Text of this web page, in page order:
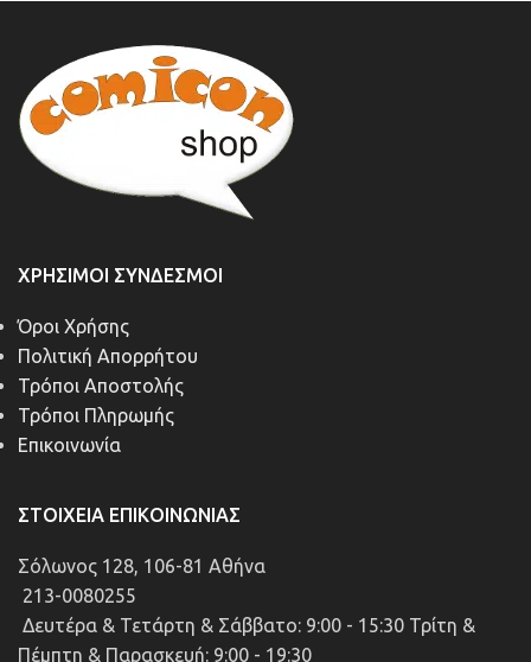
ΧΡΉΣΙΜΟΙ ΣΎΝΔΕΣΜΟΙ
Όροι Χρήσης
Πολιτική Απορρήτου
Τρόποι Αποστολής
Τρόποι Πληρωμής
Επικοινωνία
ΣΤΟΙΧΕΊΑ ΕΠΙΚΟΙΝΩΝΊΑΣ
Σόλωνος 128, 106-81 Αθήνα
213-0080255
Δευτέρα & Τετάρτη & Σάββατο: 9:00 - 15:30 Τρίτη &
Πέμπτη & Παρασκευή: 9:00 - 19:30